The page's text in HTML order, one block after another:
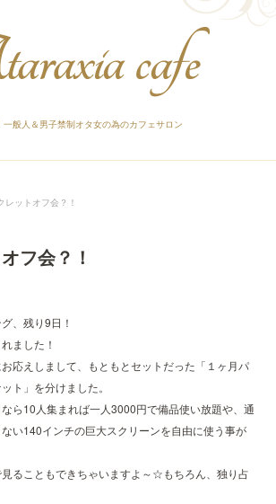
一般人＆男子禁制オタ女の為のカフェサロン
レットオフ会？！
フ会？！
、残り9日！
ました！
応えしまして、もともとセットだった「１ヶ月パ
ト」を分けました。
ら10人集まれば一人3000円で備品使い放題や、通
い140インチの巨大スクリーンを自由に使う事が
ることもできちゃいますよ～☆もちろん、独り占